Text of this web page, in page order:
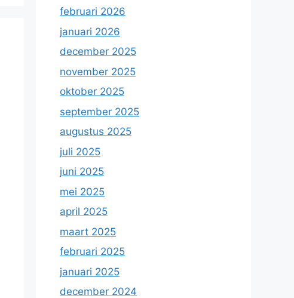
februari 2026
januari 2026
december 2025
november 2025
oktober 2025
september 2025
augustus 2025
juli 2025
juni 2025
mei 2025
april 2025
maart 2025
februari 2025
januari 2025
december 2024